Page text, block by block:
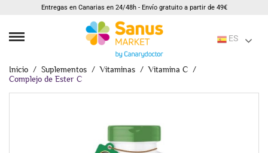
Entregas en Canarias en 24/48h - Envío gratuito a partir de 49€
ES
Inicio Suplementos Vitaminas
Vitamina C
Complejo de Ester C